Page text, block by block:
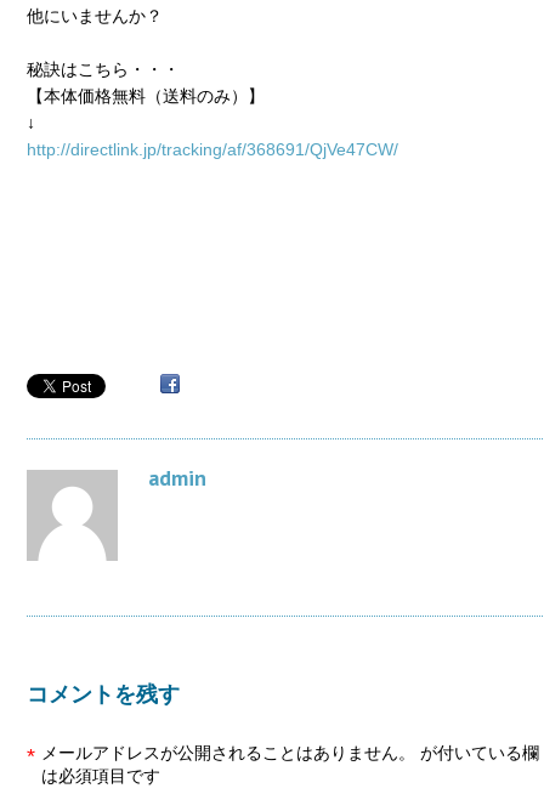
他にいませんか？
秘訣はこちら・・・
【本体価格無料（送料のみ）】
↓
http://directlink.jp/tracking/af/368691/QjVe47CW/
admin
コメントを残す
メールアドレスが公開されることはありません。
*
が付いている欄
は必須項目です